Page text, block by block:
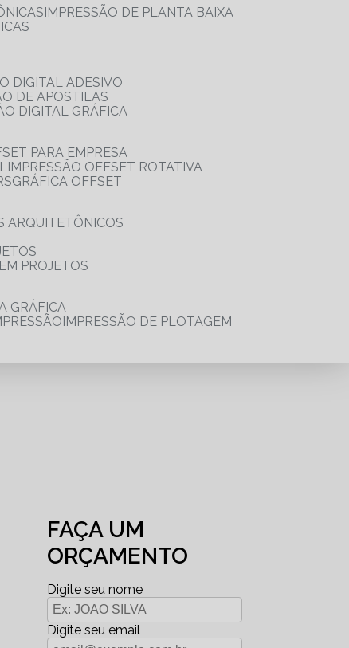
IMPRESSÃO DE PLANTA BAIXA
DIGITAL ADESIVO
DE APOSTILAS
DIGITAL GRÁFICA
PARA EMPRESA
IMPRESSÃO OFFSET ROTATIVA
GRÁFICA OFFSET
ARQUITETÔNICOS
PROJETOS
GRÁFICA
IMPRESSÃO DE PLOTAGEM
FAÇA UM
ORÇAMENTO
Digite seu nome
Digite seu email